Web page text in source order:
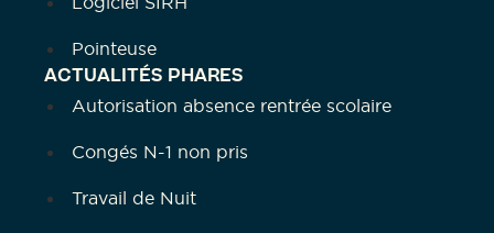
Pointeuse
ACTUALITÉS PHARES
Autorisation absence rentrée scolaire
Congés N-1 non pris
Travail de Nuit